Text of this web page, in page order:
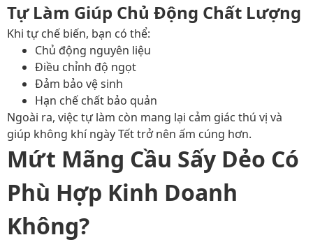
Tự Làm Giúp Chủ Động Chất Lượng
Khi tự chế biến, bạn có thể:
Chủ động nguyên liệu
Điều chỉnh độ ngọt
Đảm bảo vệ sinh
Hạn chế chất bảo quản
Ngoài ra, việc tự làm còn mang lại cảm giác thú vị và
giúp không khí ngày Tết trở nên ấm cúng hơn.
Mứt Mãng Cầu Sấy Dẻo Có
Phù Hợp Kinh Doanh
Không?